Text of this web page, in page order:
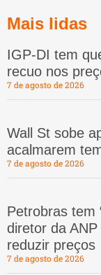
Mais lidas
IGP-DI tem
recuo nos
7 de agosto de 2026
Wall St sobe
acalmarem
7 de agosto de 2026
Petrobras tem
diretor da
reduzir preços
7 de agosto de 2026